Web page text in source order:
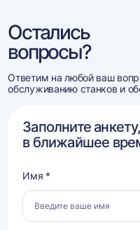
Остались
вопросы?
Ответим на любой ваш
обслуживанию станков и
Заполните
в ближайшее
Имя *